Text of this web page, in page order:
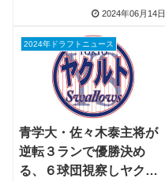
に九産大・浦田選手を高
2024年06月14日
2024年ドラフトニュース
青学大・佐々木泰主将が
逆転３ランで優勝決め
る、６球団視察しヤクル